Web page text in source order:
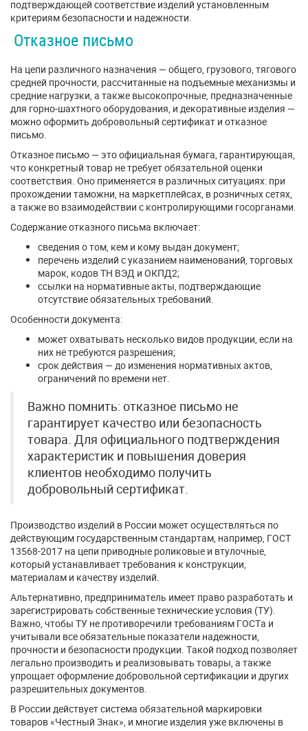
подтверждающей соответствие изделий установленным
критериям безопасности и надежности.
Отказное письмо
На цепи различного назначения — общего, грузового, тягового
средней прочности, рассчитанные на подъемные механизмы и
средние нагрузки, а также высокопрочные, предназначенные
для горно-шахтного оборудования, и декоративные изделия —
можно оформить добровольный сертификат и отказное
письмо.
Отказное письмо — это официальная бумага, гарантирующая,
что конкретный товар не требует обязательной оценки
соответствия. Оно применяется в различных ситуациях: при
прохождении таможни, на маркетплейсах, в розничных сетях,
а также во взаимодействии с контролирующими госорганами.
Содержание отказного письма включает:
сведения о том, кем и кому выдан документ;
перечень изделий с указанием наименований, торговых
марок, кодов ТН ВЭД и ОКПД2;
ссылки на нормативные акты, подтверждающие
отсутствие обязательных требований.
Особенности документа:
может охватывать несколько видов продукции, если на
них не требуются разрешения;
срок действия — до изменения нормативных актов,
ограничений по времени нет.
Важно помнить: отказное письмо не
гарантирует качество или безопасность
товара. Для официального подтверждения
характеристик и повышения доверия
клиентов необходимо получить
добровольный сертификат.
Производство изделий в России может осуществляться по
действующим государственным стандартам, например, ГОСТ
13568-2017 на цепи приводные роликовые и втулочные,
который устанавливает требования к конструкции,
материалам и качеству изделий.
Альтернативно, предприниматель имеет право разработать и
зарегистрировать собственные технические условия (ТУ).
Важно, чтобы ТУ не противоречили требованиям ГОСТа и
учитывали все обязательные показатели надежности,
прочности и безопасности продукции. Такой подход позволяет
легально производить и реализовывать товары, а также
упрощает оформление добровольной сертификации и других
разрешительных документов.
В России действует система обязательной маркировки
товаров «Честный Знак», и многие изделия уже включены в